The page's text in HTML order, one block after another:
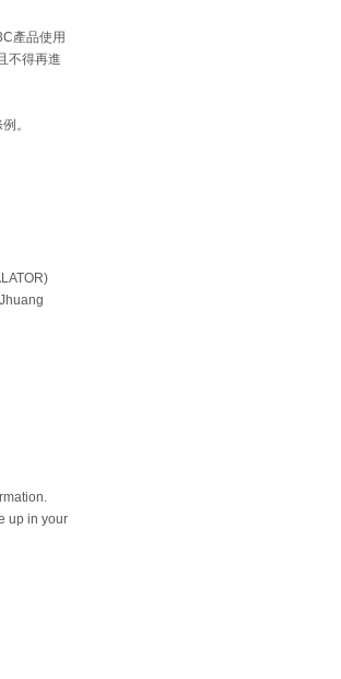
產品使用
不得再進
。
up in your